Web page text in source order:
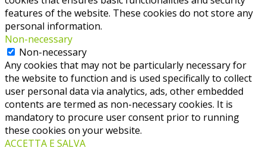
features of the website. These cookies do not store any
personal information.
Non-necessary
Non-necessary
Any cookies that may not be particularly necessary for
the website to function and is used specifically to collect
user personal data via analytics, ads, other embedded
contents are termed as non-necessary cookies. It is
mandatory to procure user consent prior to running
these cookies on your website.
ACCETTA E SALVA